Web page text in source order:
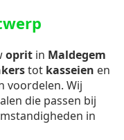
oprit in Maldegem
tot kasseien en
voordelen. Wij
die passen bij
in